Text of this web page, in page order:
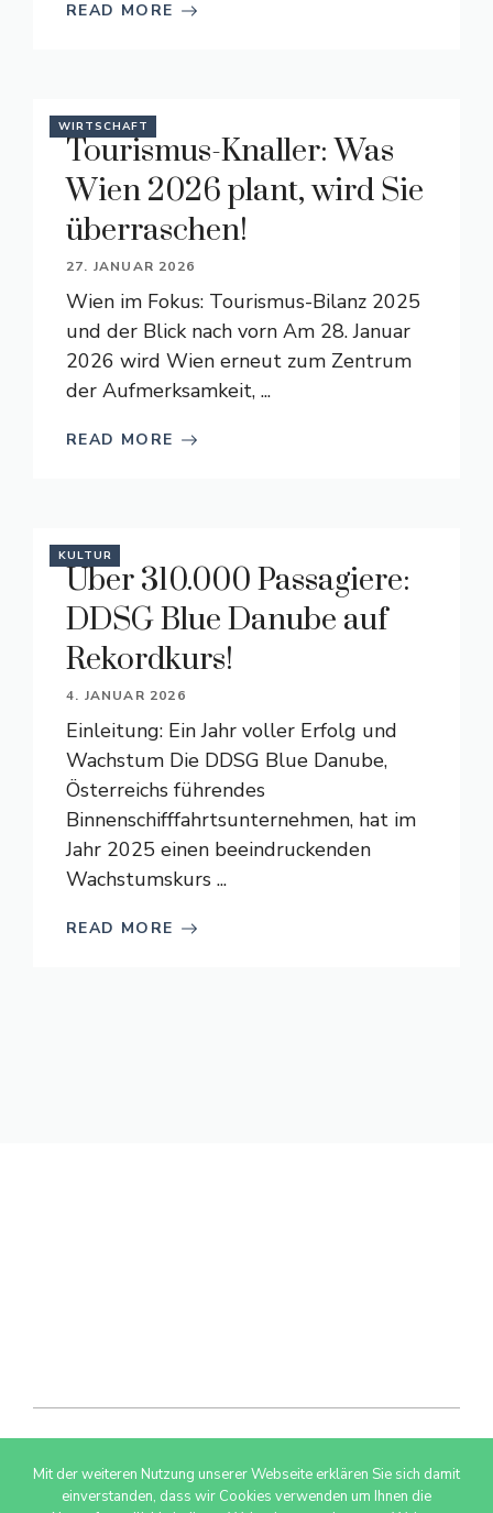
READ MORE
WIRTSCHAFT
Tourismus-Knaller: Was
Wien 2026 plant, wird Sie
überraschen!
27. JANUAR 2026
Wien im Fokus: Tourismus-Bilanz 2025
und der Blick nach vorn Am 28. Januar
2026 wird Wien erneut zum Zentrum
der Aufmerksamkeit, ...
READ MORE
KULTUR
Über 310.000 Passagiere:
DDSG Blue Danube auf
Rekordkurs!
4. JANUAR 2026
Einleitung: Ein Jahr voller Erfolg und
Wachstum Die DDSG Blue Danube,
Österreichs führendes
Binnenschifffahrtsunternehmen, hat im
Jahr 2025 einen beeindruckenden
Wachstumskurs ...
READ MORE
© 2026 AdSimple GmbH
Mit der weiteren Nutzung unserer Webseite erklären Sie sich damit
einverstanden, dass wir Cookies verwenden um Ihnen die